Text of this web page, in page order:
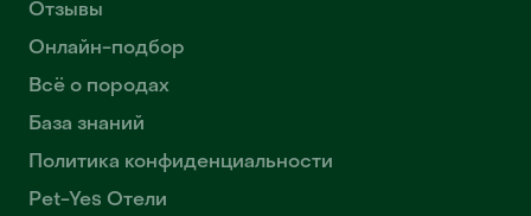
Отзывы
Онлайн-подбор
Всё о породах
База знаний
Политика конфиденциальности
Pet-Yes Отели